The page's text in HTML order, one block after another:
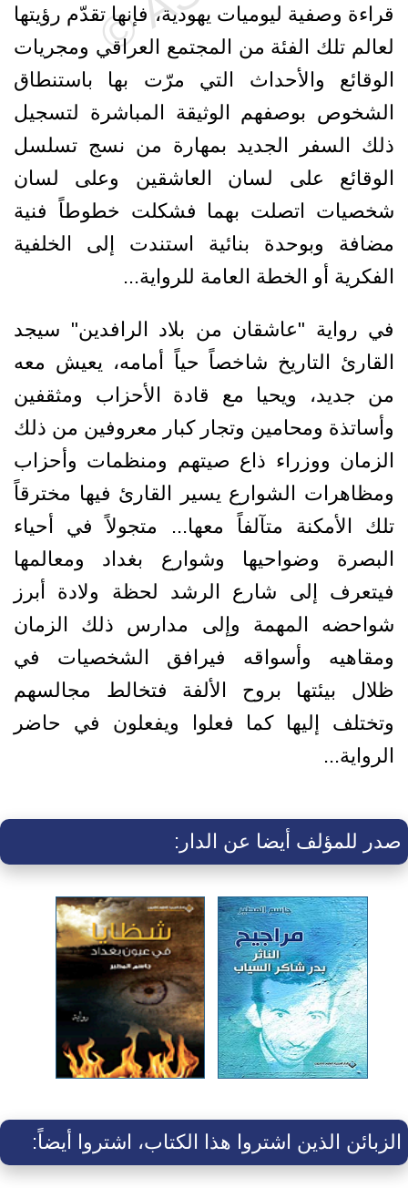
قراءة وصفية ليوميات يهودية، فإنها تقدّم رؤيتها
لعالم تلك الفئة من المجتمع العراقي ومجريات
الوقائع والأحداث التي مرّت بها باستنطاق
الشخوص بوصفهم الوثيقة المباشرة لتسجيل
ذلك السفر الجديد بمهارة من نسج تسلسل
الوقائع على لسان العاشقين وعلى لسان
شخصيات اتصلت بهما فشكلت خطوطاً فنية
مضافة وبوحدة بنائية استندت إلى الخلفية
الفكرية أو الخطة العامة للرواية...
في رواية "عاشقان من بلاد الرافدين" سيجد
القارئ التاريخ شاخصاً حياً أمامه، يعيش معه
من جديد، ويحيا مع قادة الأحزاب ومثقفين
وأساتذة ومحامين وتجار كبار معروفين من ذلك
الزمان ووزراء ذاع صيتهم ومنظمات وأحزاب
ومظاهرات الشوارع يسير القارئ فيها مخترقاً
تلك الأمكنة متآلفاً معها... متجولاً في أحياء
البصرة وضواحيها وشوارع بغداد ومعالمها
فيتعرف إلى شارع الرشد لحظة ولادة أبرز
شواحضه المهمة وإلى مدارس ذلك الزمان
ومقاهيه وأسواقه فيرافق الشخصيات في
ظلال بيئتها بروح الألفة فتخالط مجالسهم
وتختلف إليها كما فعلوا ويفعلون في حاضر
الرواية...
صدر للمؤلف أيضا عن الدار:
الزبائن الذين اشتروا هذا الكتاب، اشتروا أيضاً: